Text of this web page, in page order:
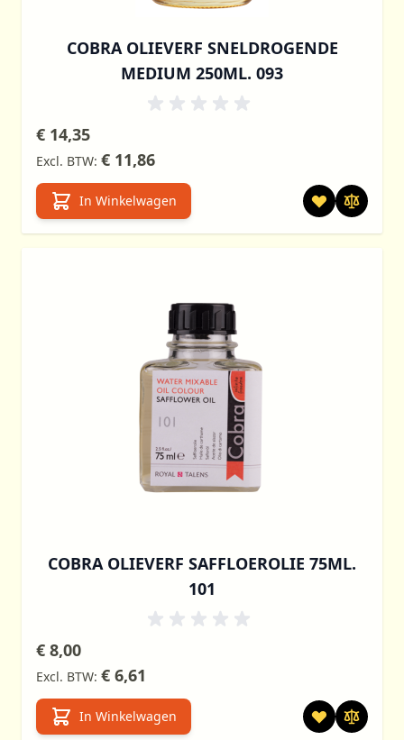
COBRA OLIEVERF SNELDROGENDE
MEDIUM 250ML. 093
€ 14,35
€ 11,86
In Winkelwagen
COBRA OLIEVERF SAFFLOEROLIE 75ML.
101
€ 8,00
€ 6,61
In Winkelwagen